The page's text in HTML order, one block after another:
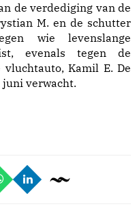
de verdediging van de
M. en de schutter
wie levenslange
evenals tegen de
Kamil E. De
verwacht.